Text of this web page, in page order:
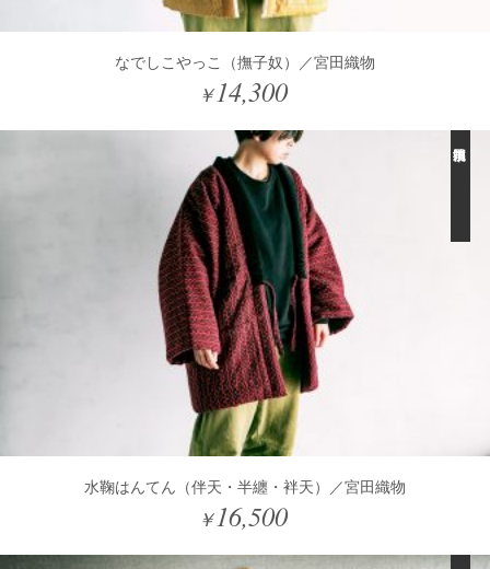
なでしこやっこ（撫子奴）／宮田織物
￥14,300
水鞠はんてん（伴天・半纏・袢天）／宮田織物
￥16,500